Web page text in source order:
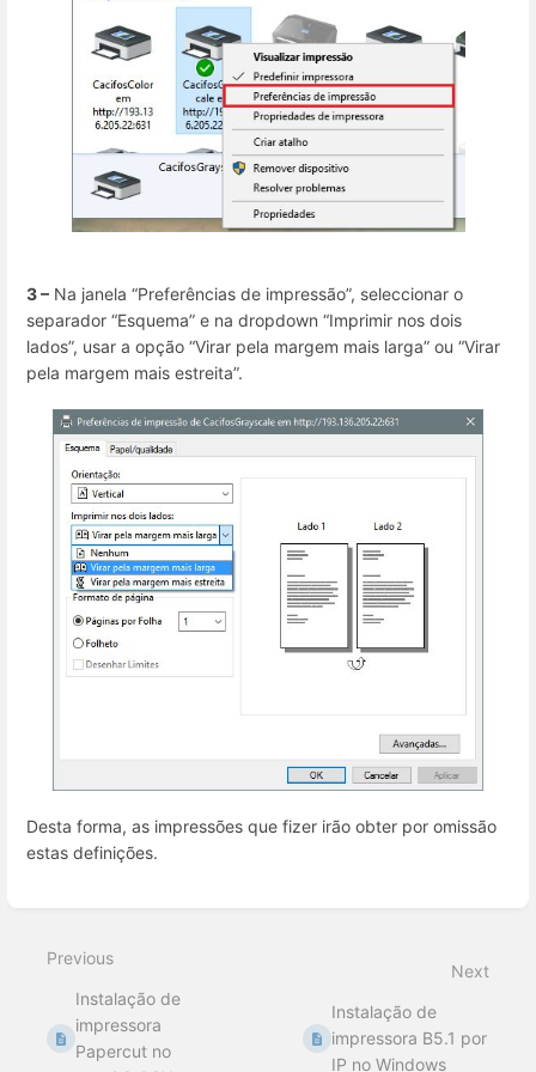
3 – Na janela “Preferências de impressão”, seleccionar o
separador “Esquema” e na dropdown “Imprimir nos dois
lados”, usar a opção “Virar pela margem mais larga” ou “Virar
pela margem mais estreita”.
Desta forma, as impressões que fizer irão obter por omissão
estas definições.
mode
Previous
Instalação de
impressora
Papercut no
Next
Instalação de
impressora B5.1 por
IP no Windows